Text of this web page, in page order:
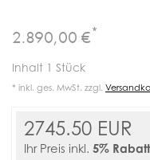
2.890,00 €*
Inhalt 1 Stück
* inkl. ges. MwSt. zzgl.
2745.50 EUR
Ihr Preis inkl. 5% Rabatt